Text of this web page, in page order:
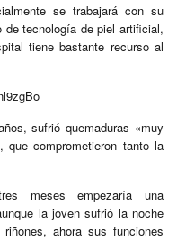
se trabajará con su
tecnología de piel artificial,
tiene bastante recurso al
sufrió quemaduras «muy
que comprometieron tanto la
meses empezaría una
la joven sufrió la noche
ahora sus funciones